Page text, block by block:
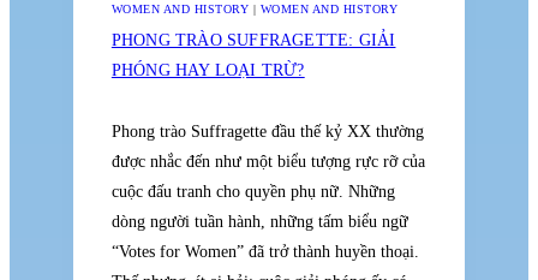
WOMEN AND HISTORY | WOMEN AND HISTORY
PHONG TRÀO SUFFRAGETTE: GIẢI
PHÓNG HAY LOẠI TRỪ?
Phong trào Suffragette đầu thế kỷ XX thường
được nhắc đến như một biểu tượng rực rỡ của
cuộc đấu tranh cho quyền phụ nữ. Những
dòng người tuần hành, những tấm biểu ngữ
“Votes for Women” đã trở thành huyền thoại.